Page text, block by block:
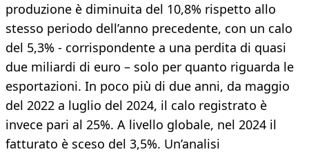
produzione è diminuita del 10,8% rispetto allo
stesso periodo dell’anno precedente, con un calo
del 5,3% - corrispondente a una perdita di quasi
due miliardi di euro – solo per quanto riguarda le
esportazioni. In poco più di due anni, da maggio
del 2022 a luglio del 2024, il calo registrato è
invece pari al 25%. A livello globale, nel 2024 il
fatturato è sceso del 3,5%. Un’analisi